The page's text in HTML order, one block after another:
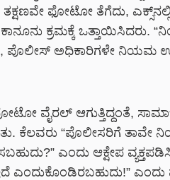
ತಕ್ಷಣವೇ ಫೋಟೋ ತೆಗೆದು,
ಕ್ರಮಕ್ಕೆ ಒತ್ತಾಯಿಸಿದರು.
ಪೊಲೀಸ್ ಅಧಿಕಾರಿಗಳೇ ನಿಯಮ
ವೈರಲ್ ಆಗುತ್ತಿದ್ದಂತೆ,
ಕೆಲವರು “ಪೊಲೀಸರಿಗೆ ತಾವೇ
ಎಂದು ಆಕ್ಷೇಪ
ಎಂದುಕೊಂಡಿರಬಹುದು!” ಎಂದು